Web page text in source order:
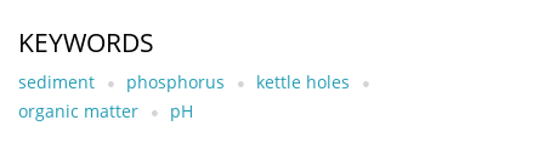
KEYWORDS
sediment phosphorus
kettle holes
organic matter
pH